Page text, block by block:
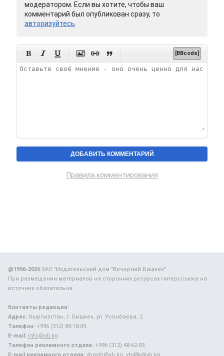
модератором. Если вы хотите, чтобы ваш
комментарий был опубликован сразу, то
авторизуйтесь
      [BBcode]
Правила комментирования
@1996-2026ЗАО "Издательский дом "Вечерний Бишкек"
При размещении материалов на сторонних ресурсах гиперссылка на
источник обязательна.
Контакты редакции:
Адрес: Кыргызстан, г. Бишкек, ул. Усенбаева, 2.
Телефон: +996 (312) 88-18-09.
E-mail: info@vb.kg
Телефон рекламного отдела: +996 (312) 48-62-03.